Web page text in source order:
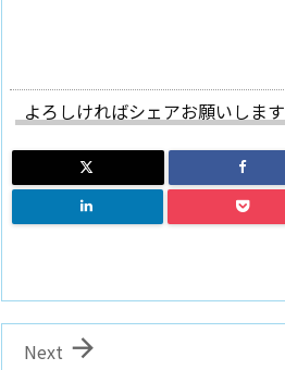
よろしければシェアお願いします

Next